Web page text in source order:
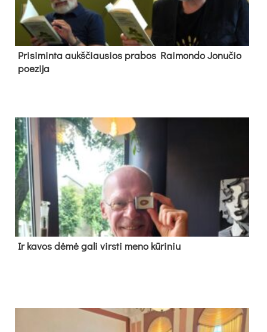
Pri­si­min­ta aukš­čiau­sios pra­bos Rai­mon­do Jo­nu­čio
poe­zi­ja
Ir ka­vos dė­mė ga­li virs­ti me­no kū­ri­niu